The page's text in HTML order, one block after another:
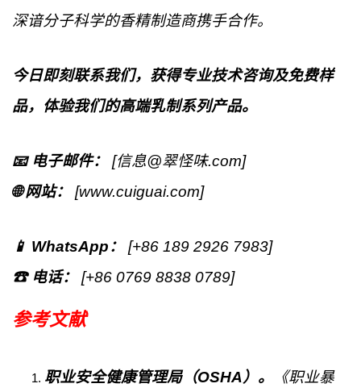
深谙分子科学的香精制造商携手合作。
今日即刻联系我们，获得专业技术咨询及免费样
品，体验我们的高端乳制系列产品。
📧 电子邮件： [信息@翠怪味.com]
🌐 网站：
[www.cuiguai.com]
📱 WhatsApp： [+86 189 2926 7983]
☎ 电话：
[+86 0769 8838 0789]
参考文献
职业安全健康管理局（OSHA）。
《职业暴